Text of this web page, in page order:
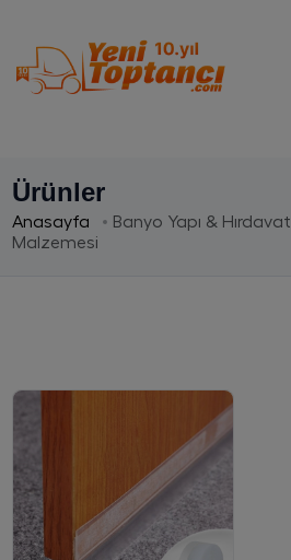
Ürünler
Anasayfa Banyo Yapı & Hırdavat
Malzemesi